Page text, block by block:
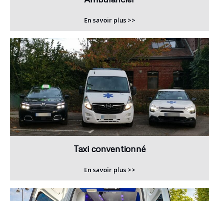
En savoir plus >>
Taxi conventionné
En savoir plus >>